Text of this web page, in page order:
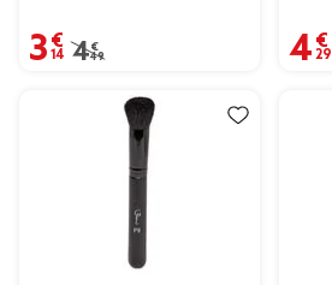
3,14 €
Prix remisé de 4,49 € à 3,14 €
4,49 €
4,29 €